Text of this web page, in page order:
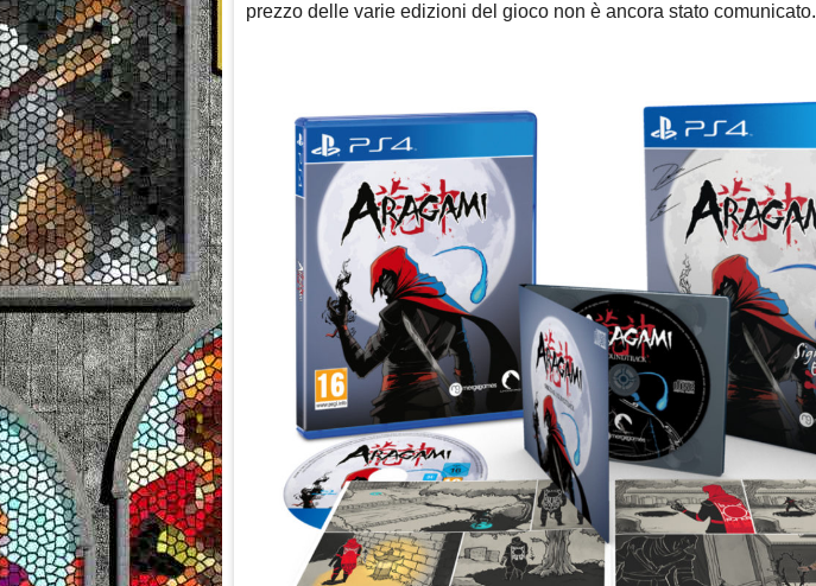
prezzo delle varie edizioni del gioco non è ancora stato comunicato.